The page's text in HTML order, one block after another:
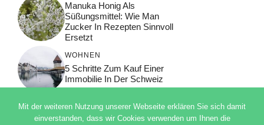
Manuka Honig Als
Süßungsmittel: Wie Man
Zucker In Rezepten Sinnvoll
Ersetzt
WOHNEN
5 Schritte Zum Kauf Einer
Immobilie In Der Schweiz
Mit der weiteren Nutzung unserer Webseite erklären Sie sich damit
einverstanden, dass wir Cookies verwenden um Ihnen die